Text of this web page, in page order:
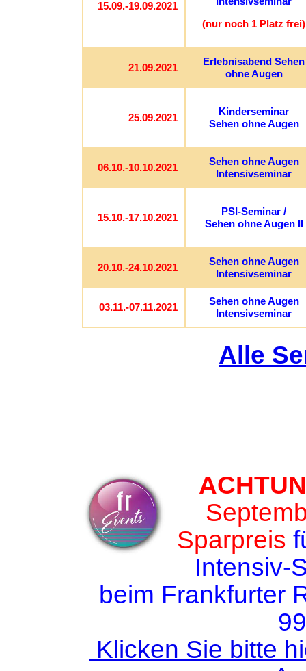
15.09.-19.09.2021
(nur noch 1 Platz frei)
21.09.2021
Erlebnisabend Sehen
ohne Augen
25.09.2021
Kinderseminar
Sehen ohne Augen
06.10.-10.10.2021
Sehen ohne Augen
Intensivseminar
15.10.-17.10.2021
PSI-Seminar /
Sehen ohne Augen II
20.10.-24.10.2021
Sehen ohne Augen
Intensivseminar
03.11.-07.11.2021
Sehen ohne Augen
Intensivseminar
Alle
Sparpreis
Intensiv-
beim Frankfurter
Klicken Sie bitte